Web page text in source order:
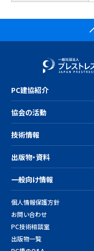
PC建協紹介
協会の活動
技術情報
出版物・資料
一般向け情報
個人情報保護方針
お問い合わせ
PC技術相談室
出版物一覧